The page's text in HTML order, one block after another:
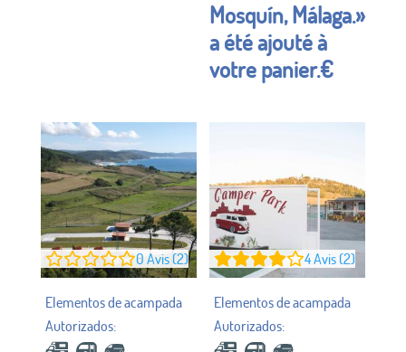
Mosquín, Málaga.»
a été ajouté à
votre panier.€
0 Avis (2) 4Avis (2)